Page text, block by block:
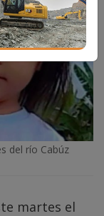
del río Cabúz
martes el